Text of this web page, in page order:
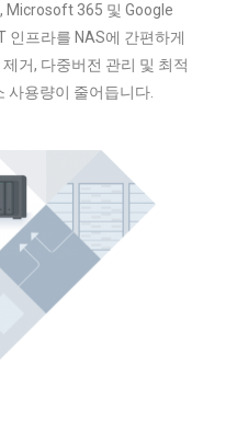
Microsoft 365 및 Google
인프라를 NAS에 간편하게
거, 다중버전 관리 및 최적
사용량이 줄어듭니다.